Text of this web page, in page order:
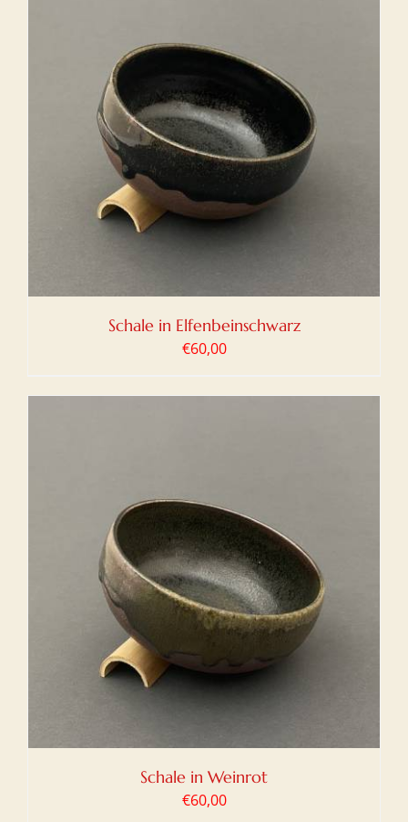
Schale in Elfenbeinschwarz
€60,00
Schale in Weinrot
€60,00